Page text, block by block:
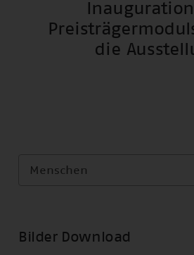
die
Menschen
Bilder Download